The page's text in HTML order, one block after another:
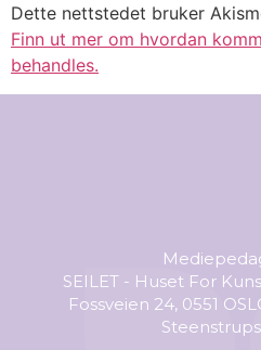
Dette nettstedet bruker
Finn ut mer om hvordan
behandles.
SEILET - Huset For
Fossveien 24, 0551